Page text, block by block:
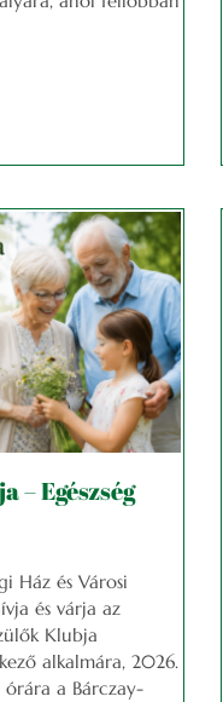
– Egészség
Ház és Városi
és várja az
Klubja
alkalmára, 2026.
órára a Bárczay-